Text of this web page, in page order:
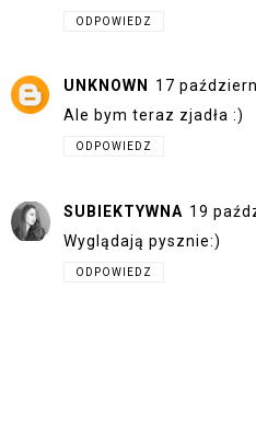
ODPOWIEDZ
UNKNOWN
17
Ale bym teraz zjadła :)
ODPOWIEDZ
SUBIEKTYWNA 19
Wyglądają pysznie:)
ODPOWIEDZ